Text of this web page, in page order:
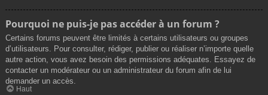
Pourquoi ne puis-je pas accéder à un forum ?
Certains forums peuvent être limités à certains utilisateurs ou groupes
d’utilisateurs. Pour consulter, rédiger, publier ou réaliser n’importe quelle
autre action, vous avez besoin des permissions adéquates. Essayez de
contacter un modérateur ou un administrateur du forum afin de lui
demander un accès.
Haut